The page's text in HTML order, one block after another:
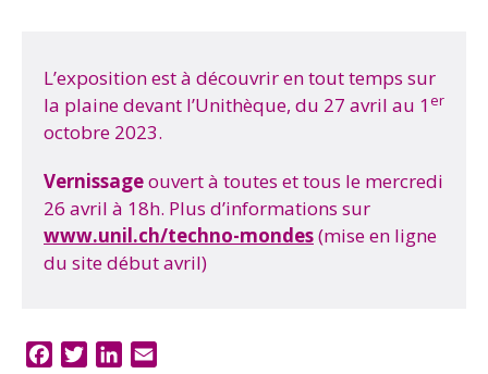
L’exposition est à découvrir en tout temps sur
la plaine devant l’Unithèque, du 27 avril au 1er
octobre 2023.
Vernissageouvert à toutes et tous le mercredi
26 avril à 18h. Plus d’informations sur
www.unil.ch/techno-mondes(mise en ligne
du site début avril)